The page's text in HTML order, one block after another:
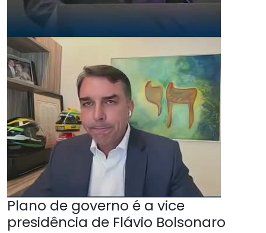
Plano de governo é a vice
presidência de Flávio Bolsonaro